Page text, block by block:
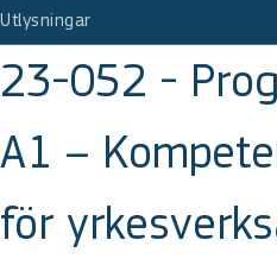
Utlysningar
23-052 -
A1 –
för